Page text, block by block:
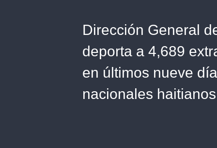
Dirección General
deporta a 4,689
en últimos nueve
nacionales haitianos